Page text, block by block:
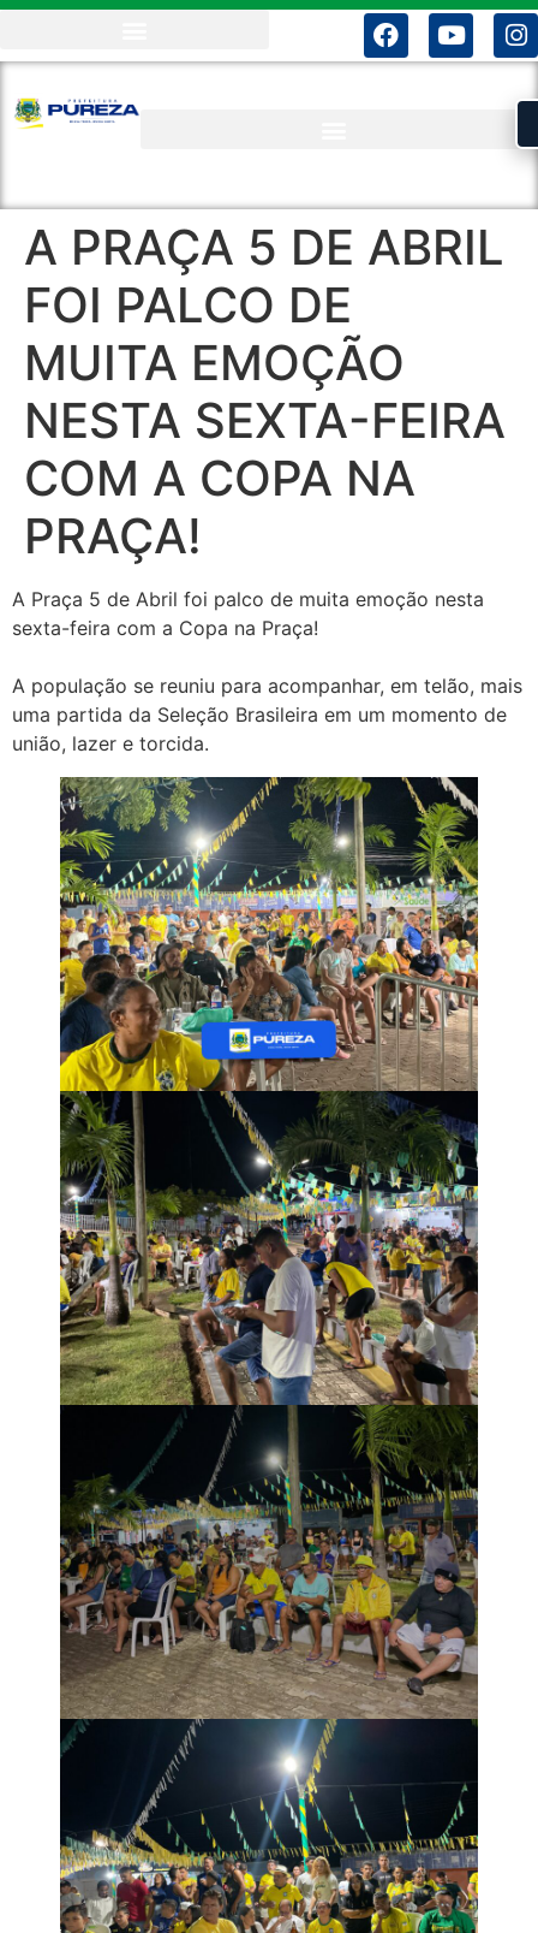
A PRAÇA 5 DE ABRIL
FOI PALCO DE
MUITA EMOÇÃO
NESTA SEXTA-FEIRA
COM A COPA NA
PRAÇA!
A Praça 5 de Abril foi palco de muita emoção nesta
sexta-feira com a Copa na Praça!
A população se reuniu para acompanhar, em telão, mais
uma partida da Seleção Brasileira em um momento de
união, lazer e torcida.